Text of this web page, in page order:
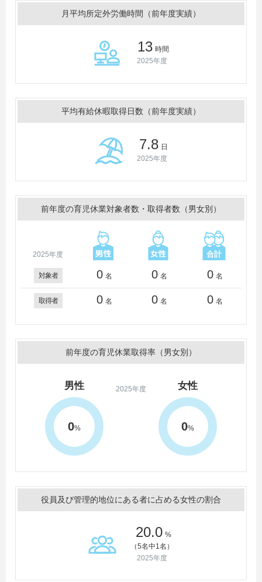
月平均所定外労働時間（前年度実績）
13 時間
2025年度
平均有給休暇取得日数（前年度実績）
7.8 日
2025年度
前年度の育児休業対象者数・取得者数（男女別）
2025年度
対象者 0 名 0 名 0 名
取得者 0 名 0 名 0 名
前年度の育児休業取得率（男女別）
2025年度
男性
0%
女性
0%
役員及び管理的地位にある者に占める女性の割合
20.0 %
（5名中1名）
2025年度